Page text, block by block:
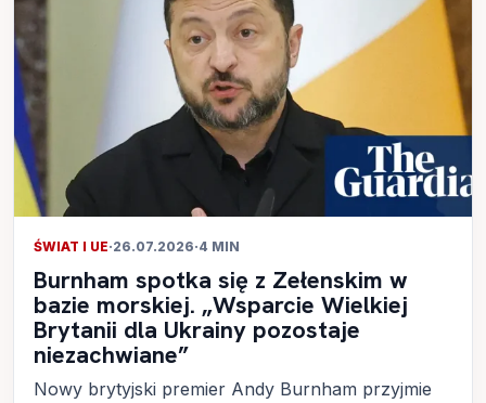
ŚWIAT I UE·26.07.2026·4 MIN
Burnham spotka się z Zełenskim w
bazie morskiej. „Wsparcie Wielkiej
Brytanii dla Ukrainy pozostaje
niezachwiane”
Nowy brytyjski premier Andy Burnham przyjmie